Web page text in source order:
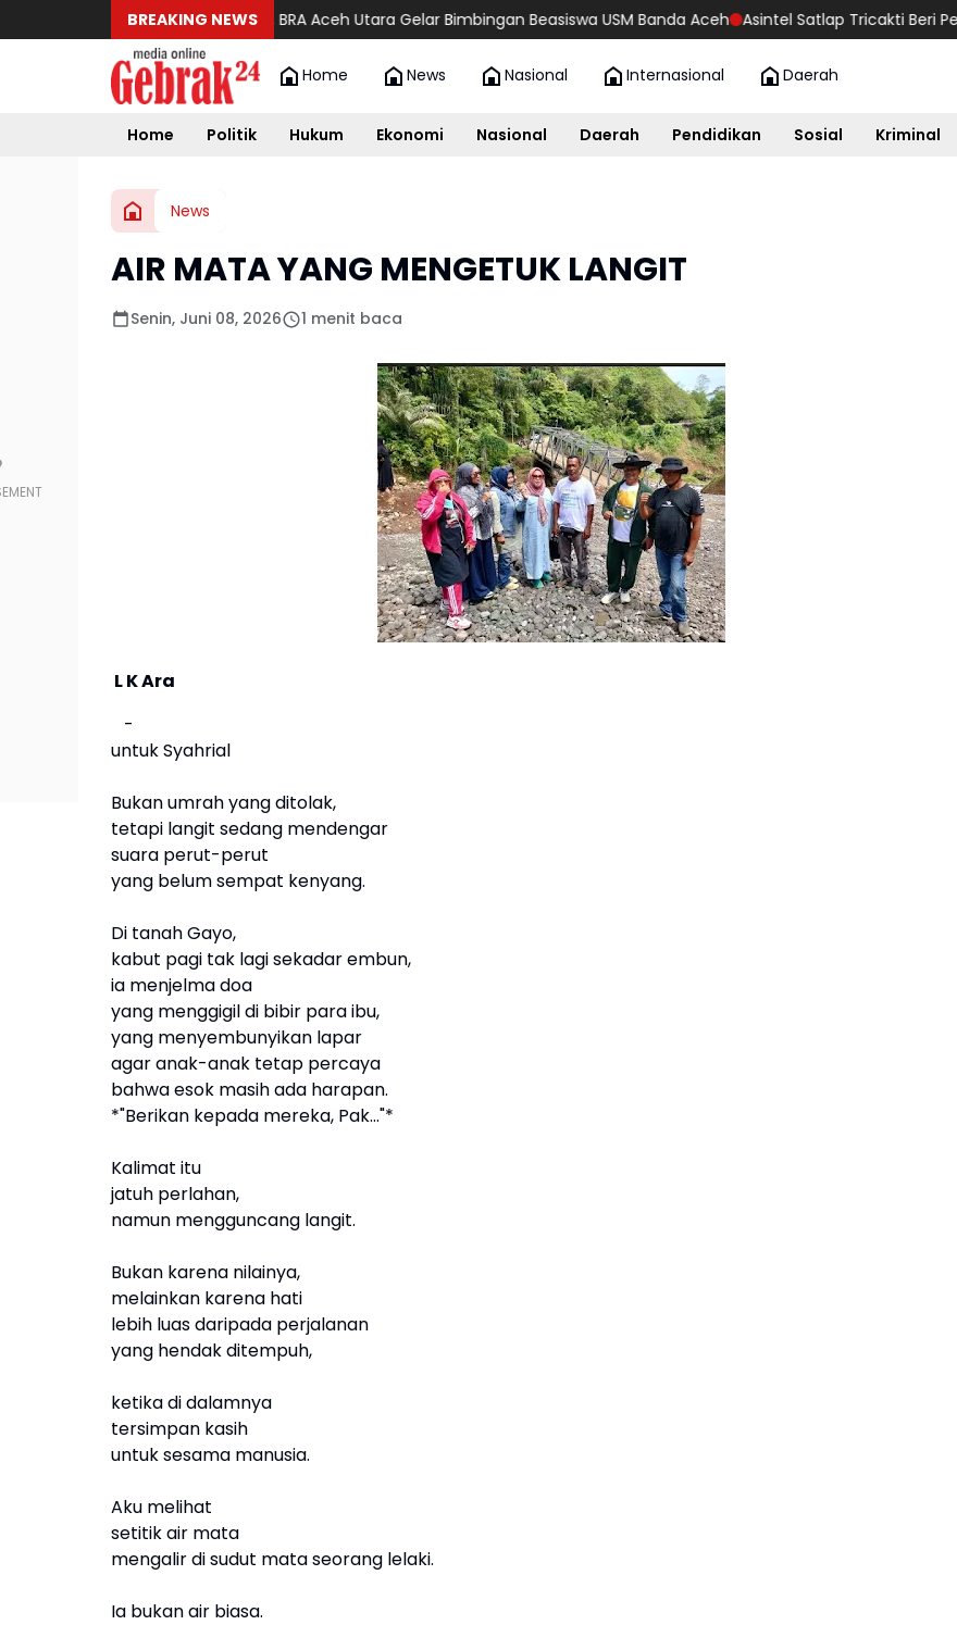
BREAKING NEWS
Pendidikan Anak Muda, BRA Aceh Utara Gelar Bimbingan Beasiswa USM Banda Aceh Asintel Satlap Tricakti Beri Penjelasan
Home News Nasional Internasional Daerah
Home Politik Hukum Ekonomi Nasional Daerah Pendidikan Sosial Kriminal
News
AIR MATA YANG MENGETUK LANGIT
Senin, Juni 08, 2026 1 menit baca
L K Ara
-
untuk Syahrial
Bukan umrah yang ditolak,
tetapi langit sedang mendengar
suara perut-perut
yang belum sempat kenyang.
Di tanah Gayo,
kabut pagi tak lagi sekadar embun,
ia menjelma doa
yang menggigil di bibir para ibu,
yang menyembunyikan lapar
agar anak-anak tetap percaya
bahwa esok masih ada harapan.
*"Berikan kepada mereka, Pak..."*
Kalimat itu
jatuh perlahan,
namun mengguncang langit.
Bukan karena nilainya,
melainkan karena hati
lebih luas daripada perjalanan
yang hendak ditempuh,
ketika di dalamnya
tersimpan kasih
untuk sesama manusia.
Aku melihat
setitik air mata
mengalir di sudut mata seorang lelaki.
Ia bukan air biasa.